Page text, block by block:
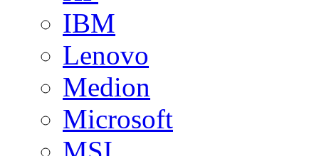
IBM
Lenovo
Medion
Microsoft